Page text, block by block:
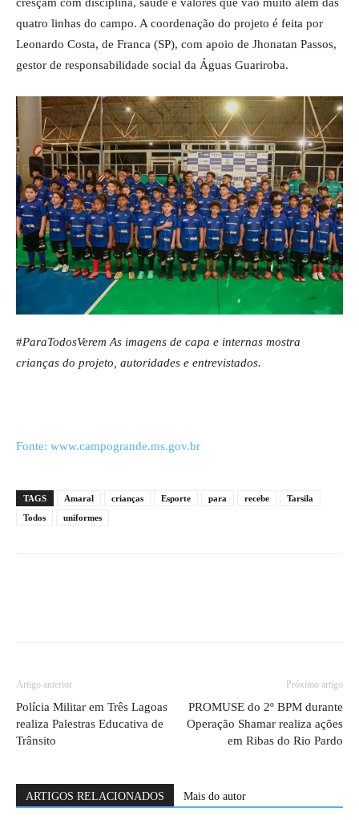
cresçam com disciplina, saúde e valores que vão muito além das
quatro linhas do campo. A coordenação do projeto é feita por
Leonardo Costa, de Franca (SP), com apoio de Jhonatan Passos,
gestor de responsabilidade social da Águas Guariroba.
#ParaTodosVerem As imagens de capa e internas mostra
crianças do projeto, autoridades e entrevistados.
Fonte: www.campogrande.ms.gov.br
TAGS Amaral crianças Esporte para recebe
Tarsila
Todos
uniformes
Artigo anterior
Polícia Militar em Três Lagoas
realiza Palestras Educativa de
Trânsito
Próximo artigo
PROMUSE do 2º BPM durante
Operação Shamar realiza ações
em Ribas do Rio Pardo
ARTIGOS RELACIONADOS Mais do autor